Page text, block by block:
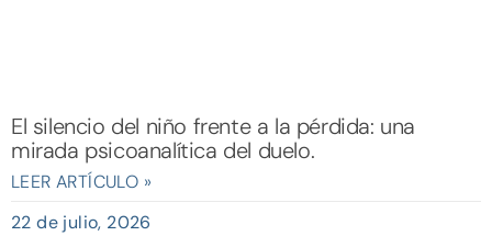
El silencio del niño frente a la pérdida: una
mirada psicoanalítica del duelo.
LEER ARTÍCULO »
22 de julio, 2026